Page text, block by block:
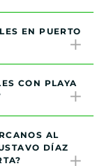
EN PUERTO
CON PLAYA
AL
DÍAZ